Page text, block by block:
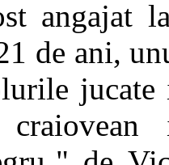
angajat
de ani,
jucate